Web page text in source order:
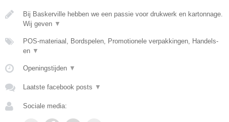
Bij Baskerville hebben we een passie voor drukwerk en kartonnage.
Wij geven ▼
POS-materiaal, Bordspelen, Promotionele verpakkingen, Handels-
en ▼
Openingstijden ▼
Laatste facebook posts ▼
Sociale media: